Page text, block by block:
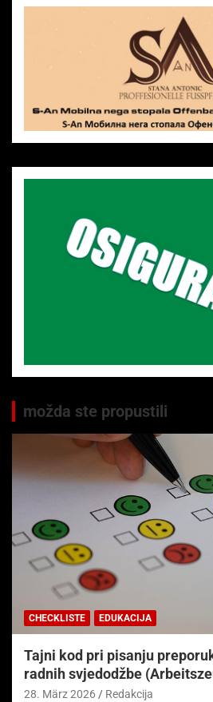
možda ste propustili
CHECKLISTE EDUKACIJA
Tajni kod pri pisanju
radnih svjedodžbe
28. März 2026 Redakcija